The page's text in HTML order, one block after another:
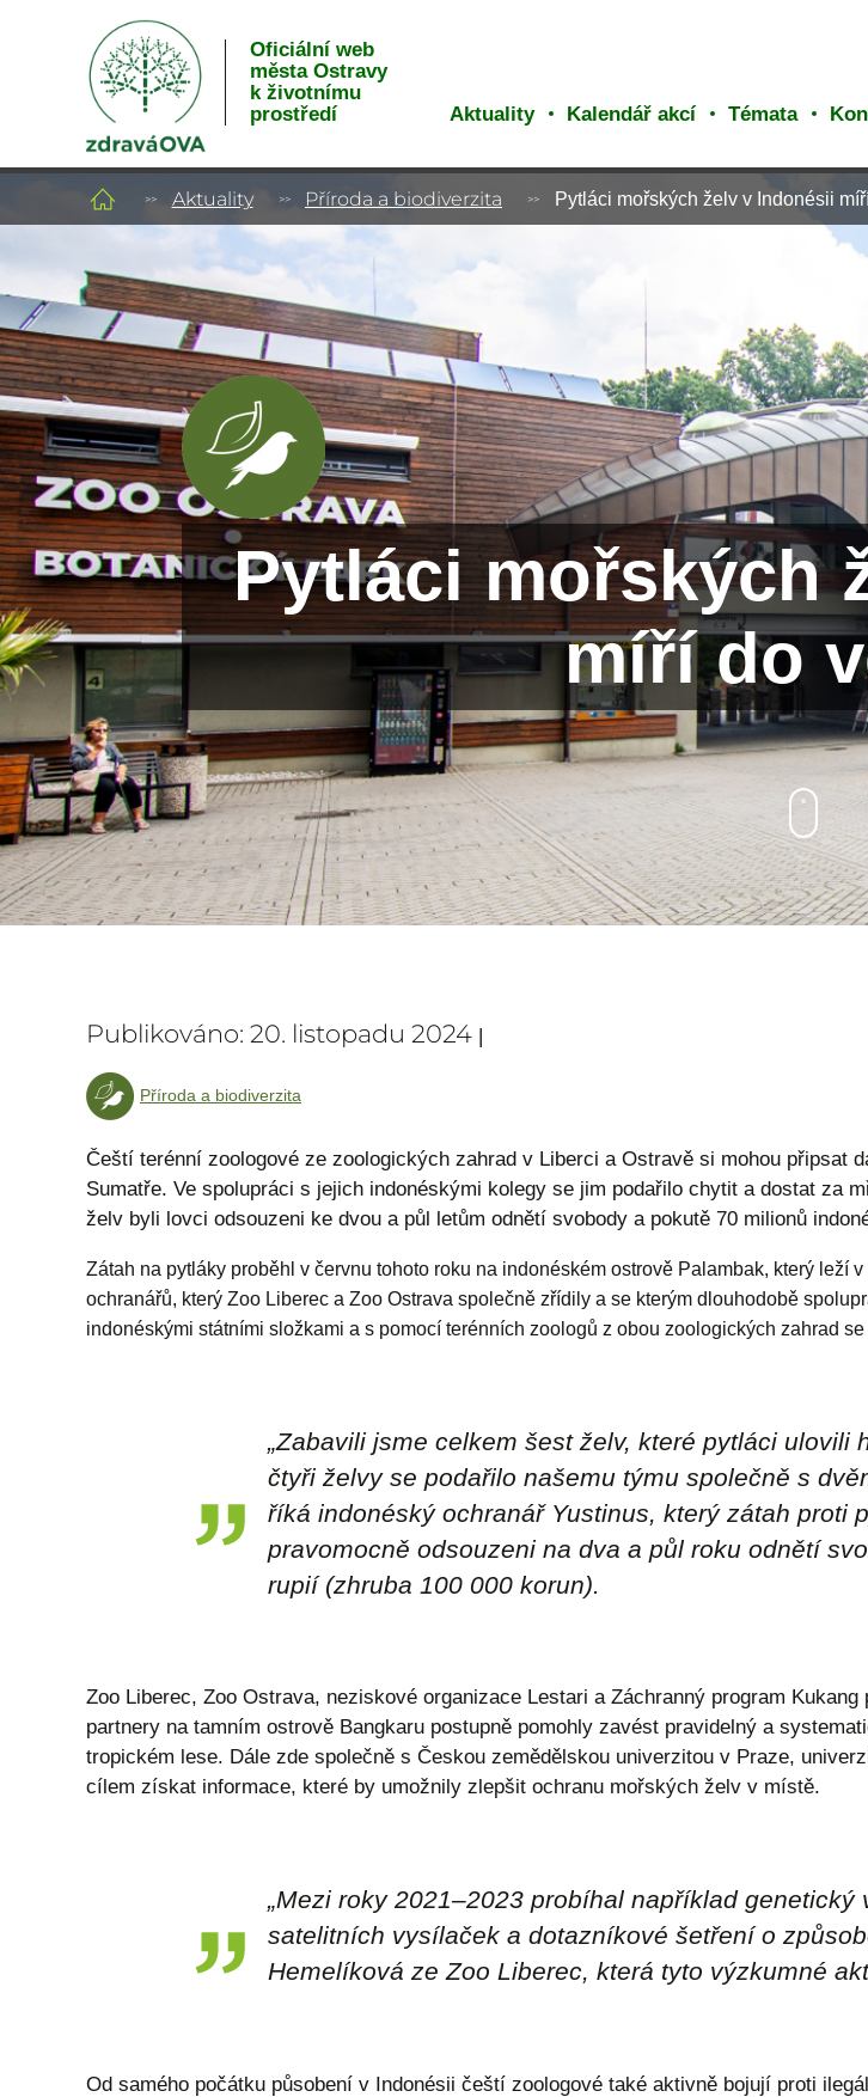
Oficiální web
města Ostravy
k životnímu
prostředí
Aktuality Kalendář akcí Témata
Aktuality Příroda a biodiverzita Pytláci mořských želv v Indonésii
Pytláci mořských
míří do
Publikováno: 20. listopadu 2024 |
Příroda a biodiverzita
Čeští terénní zoologové ze zoologických zahrad v Liberci a Ostravě si mohou připsat
Sumatře. Ve spolupráci s jejich indonéskými kolegy se jim podařilo chytit a dostat za
želv byli lovci odsouzeni ke dvou a půl letům odnětí svobody a pokutě 70 milionů
Zátah na pytláky proběhl v červnu tohoto roku na indonéském ostrově Palambak, který leží
ochranářů, který Zoo Liberec a Zoo Ostrava společně zřídily a se kterým dlouhodobě
indonéskými státními složkami a s pomocí terénních zoologů z obou zoologických zahrad
„Zabavili jsme celkem šest želv, které pytláci
čtyři želvy se podařilo našemu týmu společně s
říká indonéský ochranář Yustinus, který zátah proti
pravomocně odsouzeni na dva a půl roku odnětí
rupií (zhruba 100 000 korun).
Zoo Liberec, Zoo Ostrava, neziskové organizace Lestari a Záchranný program
partnery na tamním ostrově Bangkaru postupně pomohly zavést pravidelný a
tropickém lese. Dále zde společně s Českou zemědělskou univerzitou v Praze,
cílem získat informace, které by umožnily zlepšit ochranu mořských želv v místě.
„Mezi roky 2021–2023 probíhal například
satelitních vysílaček a dotazníkové šetření o
Hemelíková ze Zoo Liberec, která tyto výzkumné
Od samého počátku působení v Indonésii čeští zoologové také aktivně bojují proti